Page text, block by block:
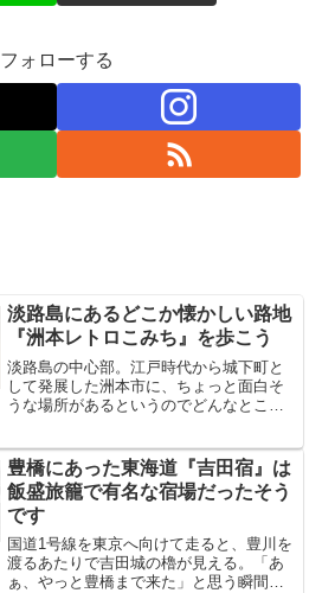
フォローする
淡路島にあるどこか懐かしい路地
『洲本レトロこみち』を歩こう
淡路島の中心部。江戸時代から城下町と
して発展した洲本市に、ちょっと面白そ
うな場所があるというのでどんなところ
にはいかんでしょ（笑）洲本市役所から
もほど近い場所にある洲本...
豊橋にあった東海道『吉田宿』は
飯盛旅籠で有名な宿場だったそう
です
国道1号線を東京へ向けて走ると、豊川を
渡るあたりで吉田城の櫓が見える。「あ
ぁ、やっと豊橋まで来た」と思う瞬間で